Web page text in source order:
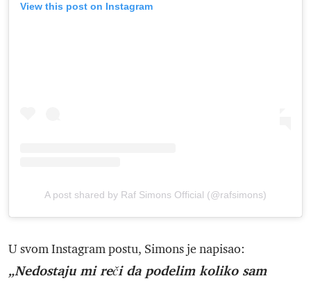
View this post on Instagram
A post shared by Raf Simons Official (@rafsimons)
U svom Instagram postu, Simons je napisao:
„Nedostaju mi reči da podelim koliko sam